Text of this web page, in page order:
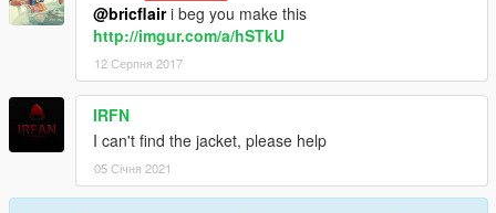
@bricflairi beg you make this
http://imgur.com/a/hSTkU
12 Серпня 2017
IRFN
I can't find the jacket, please help
05 Січня 2021